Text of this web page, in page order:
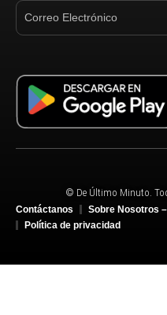
© De Último Minuto.
Contáctanos
Sobre Nosotros
Política de privacidad